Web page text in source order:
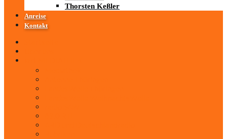
Thorsten Keßler
Anreise
Kontakt